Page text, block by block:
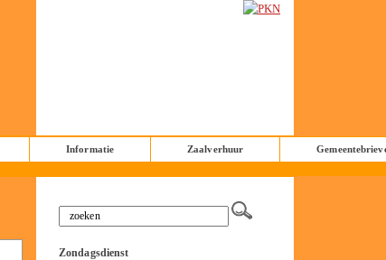
Informatie Zaalverhuur
Zondagsdienst